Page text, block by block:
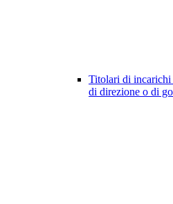
Titolari di
di direzione o di